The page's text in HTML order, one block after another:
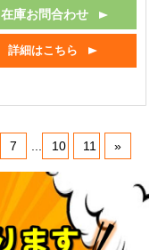
在庫お問合わせ
詳細はこちら
7 10 11 »